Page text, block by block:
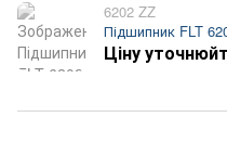
6202 ZZ
Підшипник FLT
Ціну